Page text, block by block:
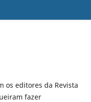
os editores da Revista
fazer